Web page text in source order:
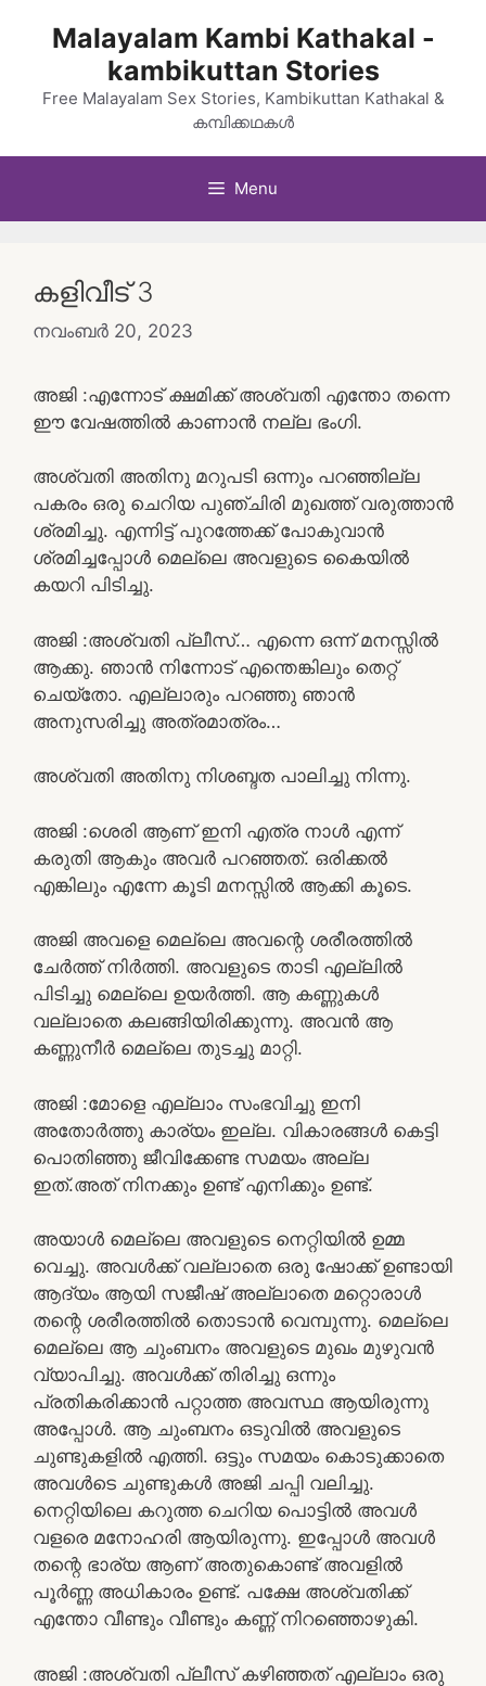
Malayalam Kambi Kathakal -
kambikuttan Stories
Free Malayalam Sex Stories, Kambikuttan Kathakal &
കമ്പിക്കഥകൾ
Menu
കളിവീട് 3
നവംബർ 20, 2023
അജി :എന്നോട് ക്ഷമിക്ക് അശ്വതി എന്തോ തന്നെ
ഈ വേഷത്തിൽ കാണാൻ നല്ല ഭംഗി.
അശ്വതി അതിനു മറുപടി ഒന്നും പറഞ്ഞില്ല
പകരം ഒരു ചെറിയ പുഞ്ചിരി മുഖത്ത് വരുത്താൻ
ശ്രമിച്ചു. എന്നിട്ട് പുറത്തേക്ക് പോകുവാൻ
ശ്രമിച്ചപ്പോൾ മെല്ലെ അവളുടെ കൈയിൽ
കയറി പിടിച്ചു.
അജി :അശ്വതി പ്ലീസ്… എന്നെ ഒന്ന് മനസ്സിൽ
ആക്കു. ഞാൻ നിന്നോട് എന്തെങ്കിലും തെറ്റ്
ചെയ്തോ. എല്ലാരും പറഞ്ഞു ഞാൻ
അനുസരിച്ചു അത്രമാത്രം…
അശ്വതി അതിനു നിശബ്ദത പാലിച്ചു നിന്നു.
അജി :ശെരി ആണ് ഇനി എത്ര നാൾ എന്ന്
കരുതി ആകും അവർ പറഞ്ഞത്. ഒരിക്കൽ
എങ്കിലും എന്നേ കൂടി മനസ്സിൽ ആക്കി കൂടെ.
അജി അവളെ മെല്ലെ അവന്റെ ശരീരത്തിൽ
ചേർത്ത് നിർത്തി. അവളുടെ താടി എല്ലിൽ
പിടിച്ചു മെല്ലെ ഉയർത്തി. ആ കണ്ണുകൾ
വല്ലാതെ കലങ്ങിയിരിക്കുന്നു. അവൻ ആ
കണ്ണുനീർ മെല്ലെ തുടച്ചു മാറ്റി.
അജി :മോളെ എല്ലാം സംഭവിച്ചു ഇനി
അതോർത്തു കാര്യം ഇല്ല. വികാരങ്ങൾ കെട്ടി
പൊതിഞ്ഞു ജീവിക്കേണ്ട സമയം അല്ല
ഇത്.അത് നിനക്കും ഉണ്ട് എനിക്കും ഉണ്ട്.
അയാൾ മെല്ലെ അവളുടെ നെറ്റിയിൽ ഉമ്മ
വെച്ചു. അവൾക്ക് വല്ലാതെ ഒരു ഷോക്ക് ഉണ്ടായി
ആദ്യം ആയി സജീഷ് അല്ലാതെ മറ്റൊരാൾ
തന്റെ ശരീരത്തിൽ തൊടാൻ വെമ്പുന്നു. മെല്ലെ
മെല്ലെ ആ ചുംബനം അവളുടെ മുഖം മുഴുവൻ
വ്യാപിച്ചു. അവൾക്ക് തിരിച്ചു ഒന്നും
പ്രതികരിക്കാൻ പറ്റാത്ത അവസ്ഥ ആയിരുന്നു
അപ്പോൾ. ആ ചുംബനം ഒടുവിൽ അവളുടെ
ചുണ്ടുകളിൽ എത്തി. ഒട്ടും സമയം കൊടുക്കാതെ
അവൾടെ ചുണ്ടുകൾ അജി ചപ്പി വലിച്ചു.
നെറ്റിയിലെ കറുത്ത ചെറിയ പൊട്ടിൽ അവൾ
വളരെ മനോഹരി ആയിരുന്നു. ഇപ്പോൾ അവൾ
തന്റെ ഭാര്യ ആണ് അതുകൊണ്ട് അവളിൽ
പൂർണ്ണ അധികാരം ഉണ്ട്. പക്ഷേ അശ്വതിക്ക്
എന്തോ വീണ്ടും വീണ്ടും കണ്ണ് നിറഞ്ഞൊഴുകി.
അജി :അശ്വതി പ്ലീസ് കഴിഞ്ഞത് എല്ലാം ഒരു